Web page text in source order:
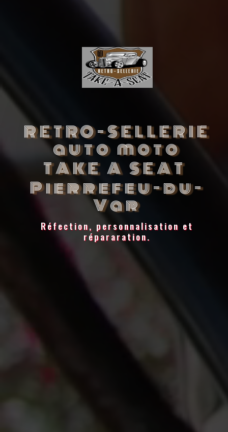
RETRO-SELLERIE
auto moto
TAKE A SEAT
Pierrefeu-du-
Var
Réfection, personnalisation et
répararation.